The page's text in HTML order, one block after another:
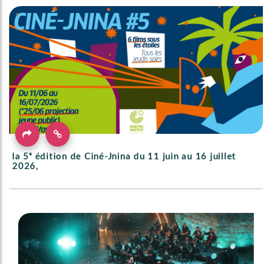
la 5ᵉ édition de Ciné-Jnina du 11 juin au 16 juillet
2026,